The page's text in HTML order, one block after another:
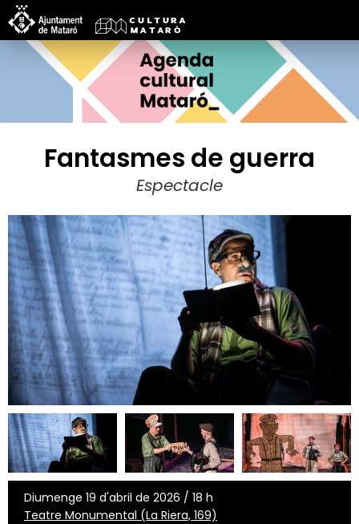
Fantasmes de guerra
Espectacle
Diumenge 19 d'abril de 2026 / 18 h
Teatre Monumental (La Riera, 169)